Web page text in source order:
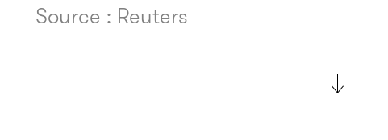
Source : Reuters